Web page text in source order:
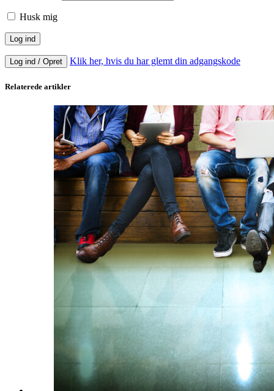
Husk mig
Log ind / Opret Klik her, hvis du har glemt din adgangskode
Relaterede artikler